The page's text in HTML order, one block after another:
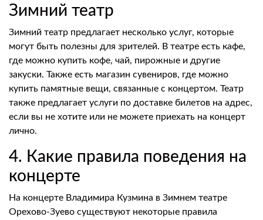
Зимний театр
Зимний театр предлагает несколько услуг, которые
могут быть полезны для зрителей. В театре есть кафе,
где можно купить кофе, чай, пирожные и другие
закуски. Также есть магазин сувениров, где можно
купить памятные вещи, связанные с концертом. Театр
также предлагает услуги по доставке билетов на адрес,
если вы не хотите или не можете приехать на концерт
лично.
4. Какие правила поведения на
концерте
На концерте Владимира Кузмина в Зимнем театре
Орехово-Зуево существуют некоторые правила